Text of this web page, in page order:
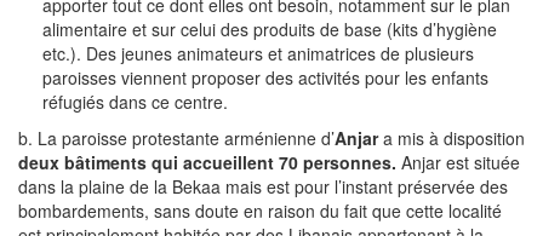
apporter tout ce dont elles ont besoin, notamment sur le plan
alimentaire et sur celui des produits de base (kits d’hygiène
etc.). Des jeunes animateurs et animatrices de plusieurs
paroisses viennent proposer des activités pour les enfants
réfugiés dans ce centre.
b. La paroisse protestante arménienne d’Anjara mis à disposition
deux bâtiments qui accueillent 70 personnes. Anjar est située
dans la plaine de la Bekaa mais est pour l’instant préservée des
bombardements, sans doute en raison du fait que cette localité